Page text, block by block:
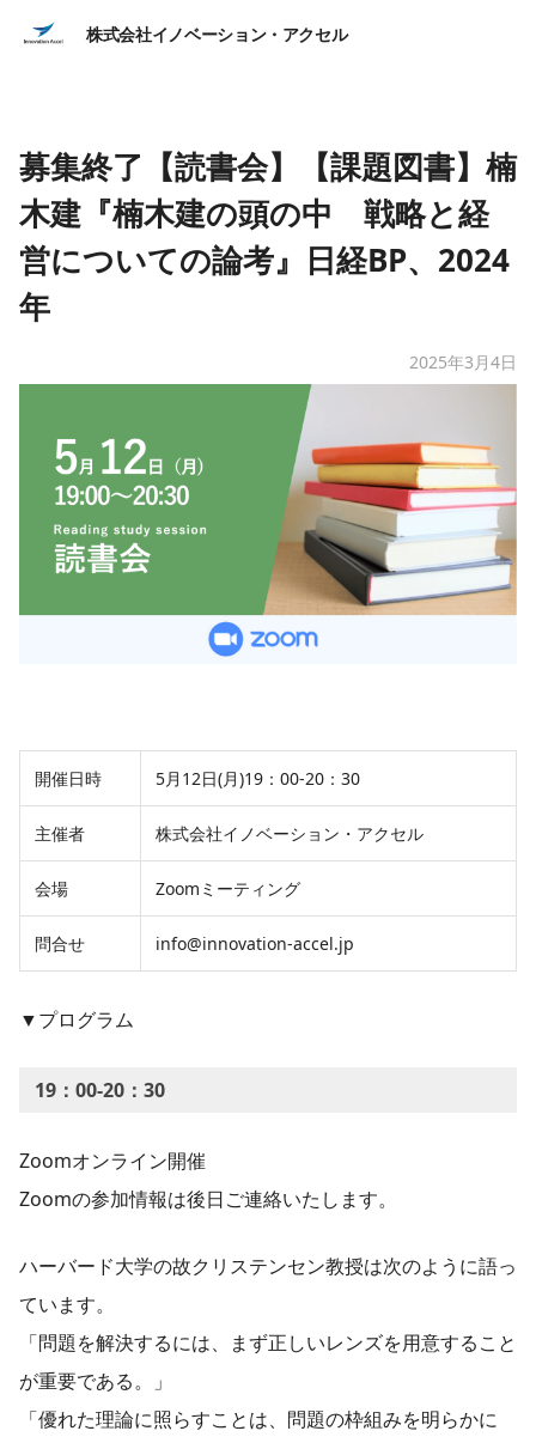
株式会社イノベーション・アクセル
募集終了【読書会】【課題図書】楠
木建『楠木建の頭の中 戦略と経
営についての論考』日経BP、2024
年
2025年3月4日
開催日時 5月12日(月)19：00-20：30
主催者 株式会社イノベーション・アクセル
会場 Zoomミーティング
問合せ info@innovation-accel.jp
▼プログラム
19：00-20：30
Zoomオンライン開催
Zoomの参加情報は後日ご連絡いたします。
ハーバード大学の故クリステンセン教授は次のように語っ
ています。
「問題を解決するには、まず正しいレンズを用意すること
が重要である。」
「優れた理論に照らすことは、問題の枠組みを明らかに